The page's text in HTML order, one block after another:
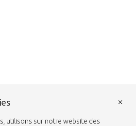
utilisons sur notre website des
×